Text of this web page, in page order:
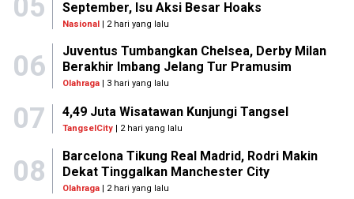
05
September, Isu Aksi Besar Hoaks
Nasional| 2 hari yang lalu
06
Juventus Tumbangkan Chelsea, Derby Milan
Berakhir Imbang Jelang Tur Pramusim
Olahraga| 3 hari yang lalu
07 4,49 Juta Wisatawan Kunjungi Tangsel
TangselCity | 2 hari yang lalu
08
Barcelona Tikung Real Madrid, Rodri Makin
Dekat Tinggalkan Manchester City
Olahraga| 2 hari yang lalu